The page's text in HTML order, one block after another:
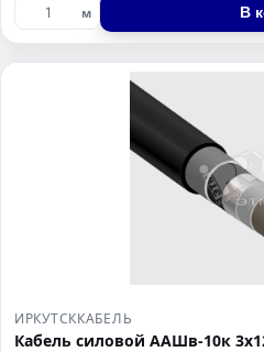
м В
ИРКУТСККАБЕЛЬ
Кабель силовой ААШв-10к